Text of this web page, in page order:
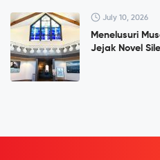
July 10, 2026
Menelusuri
Jejak Novel